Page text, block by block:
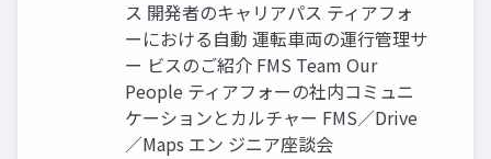
ス 開発者のキャリアパス ティアフォ
ーにおける自動 運転車両の運行管理サ
ー ビスのご紹介 FMS Team Our
People ティアフォーの社内コミュニ
ケーションとカルチャー FMS／Drive
／Maps エン ジニア座談会